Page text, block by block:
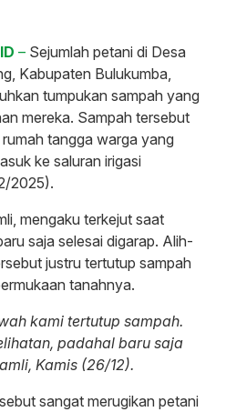
– Sejumlah petani di Desa
Kabupaten Bulukumba,
tumpukan sampah yang
mereka. Sampah tersebut
tangga warga yang
ke saluran irigasi
2025).
mengaku terkejut saat
saja selesai digarap. Alih-
justru tertutup sampah
tanahnya.
kami tertutup sampah.
padahal baru saja
Kamis (26/12).
sangat merugikan petani